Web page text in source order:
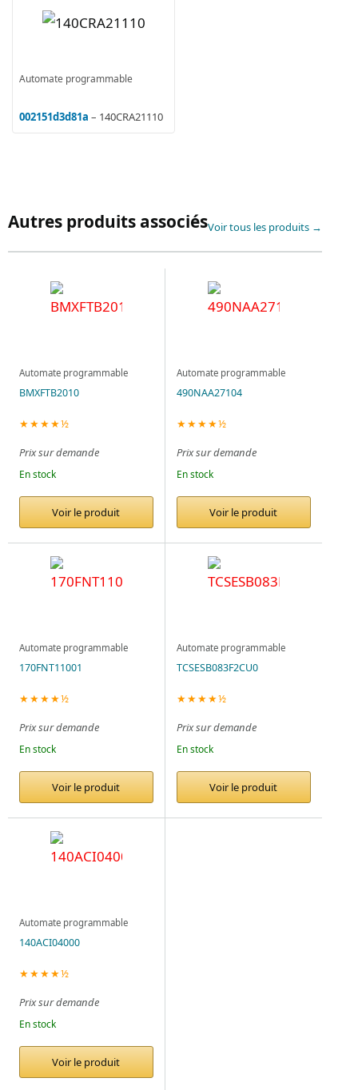
Automate programmable
002151d3d81a – 140CRA21110
Autres produits associésVoir tous les produits →
Automate programmable
BMXFTB2010
★★★★½
Prix sur demande
En stock
Voir le produit
Automate programmable
490NAA27104
★★★★½
Prix sur demande
En stock
Voir le produit
Automate programmable
170FNT11001
★★★★½
Prix sur demande
En stock
Voir le produit
Automate programmable
TCSESB083F2CU0
★★★★½
Prix sur demande
En stock
Voir le produit
Automate programmable
140ACI04000
★★★★½
Prix sur demande
En stock
Voir le produit